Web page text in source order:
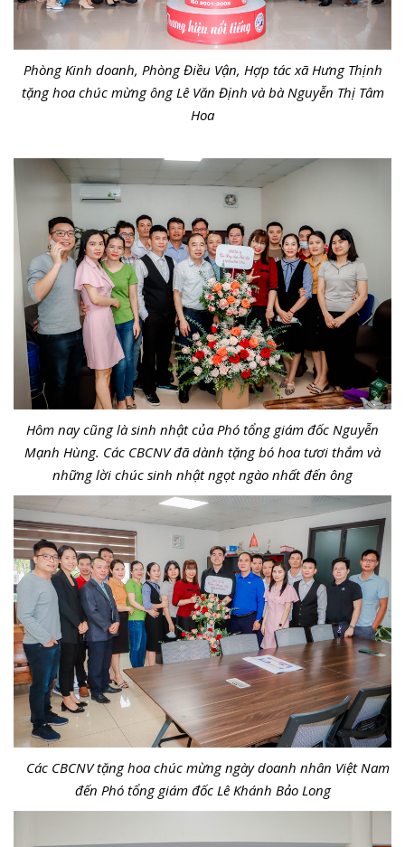
Phòng Kinh doanh, Phòng Điều Vận, Hợp tác xã Hưng Thịnh
tặng hoa chúc mừng ông Lê Văn Định và bà Nguyễn Thị Tâm
Hoa
Hôm nay cũng là sinh nhật của Phó tổng giám đốc Nguyễn
Mạnh Hùng. Các CBCNV đã dành tặng bó hoa tươi thắm và
những lời chúc sinh nhật ngọt ngào nhất đến ông
Các CBCNV tặng hoa chúc mừng ngày doanh nhân Việt Nam
đến Phó tổng giám đốc Lê Khánh Bảo Long